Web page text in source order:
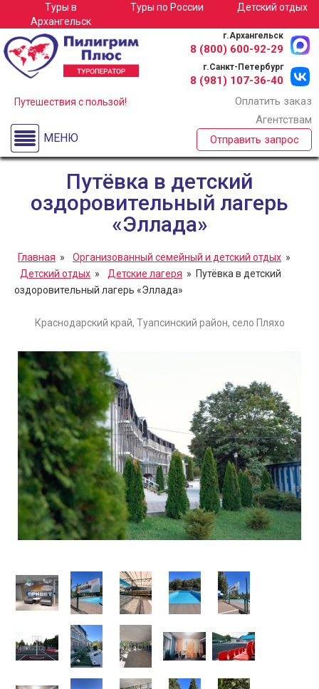
Туры в Архангельск
Детские лагеря
Спортивные сборы
Экскурсионные туры для школьных групп по России
Туры по России
О компании
Путешествия с пользой!
Туры в
Архангельск
Туры по России Детский отдых
МЕНЮ
Оплатить заказ
Агентствам
Отправить запрос
г.Архангельск
8 (800) 600-92-29
г.Санкт-Петербург
8 (981) 107-36-40
Путёвка в детский
оздоровительный лагерь
«Эллада»
Главная » Организованный семейный и детский отдых »
Детский отдых » Детские лагеря » Путёвка в детский
оздоровительный лагерь «Эллада»
Краснодарский край, Туапсинский район, село Пляхо